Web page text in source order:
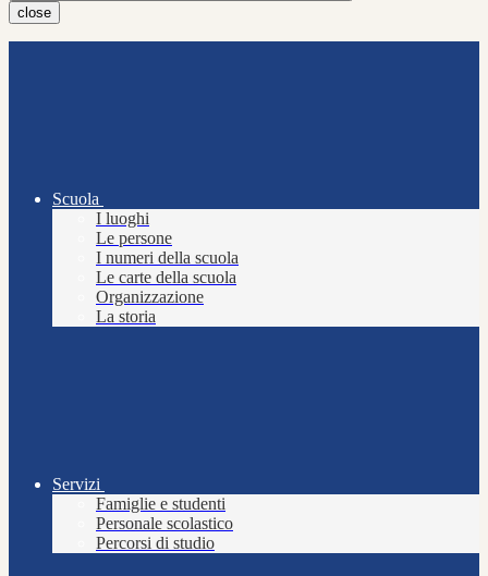
close
Scuola
I luoghi
Le persone
I numeri della scuola
Le carte della scuola
Organizzazione
La storia
Servizi
Famiglie e studenti
Personale scolastico
Percorsi di studio